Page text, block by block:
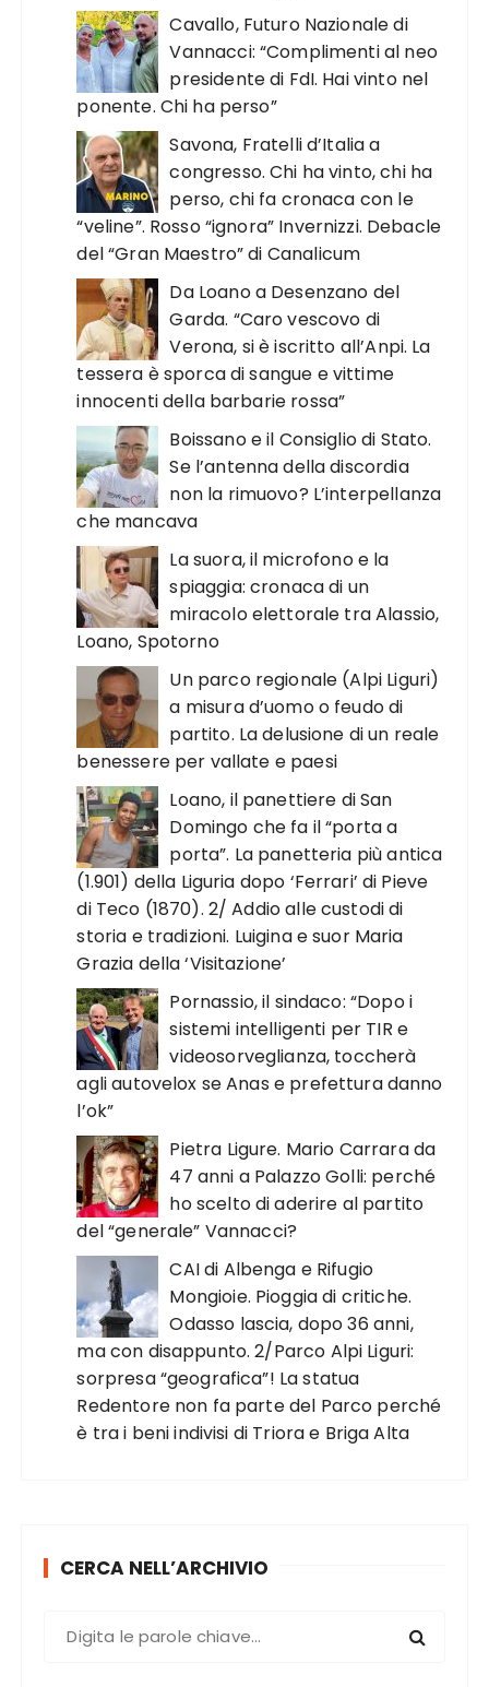
Cavallo, Futuro Nazionale di
Vannacci: “Complimenti al neo
presidente di FdI. Hai vinto nel
ponente. Chi ha perso”
Savona, Fratelli d’Italia a
congresso. Chi ha vinto, chi ha
perso, chi fa cronaca con le
“veline”. Rosso “ignora” Invernizzi. Debacle
del “Gran Maestro” di Canalicum
Da Loano a Desenzano del
Garda. “Caro vescovo di
Verona, si è iscritto all’Anpi. La
tessera è sporca di sangue e vittime
innocenti della barbarie rossa”
Boissano e il Consiglio di Stato.
Se l’antenna della discordia
non la rimuovo? L’interpellanza
che mancava
La suora, il microfono e la
spiaggia: cronaca di un
miracolo elettorale tra Alassio,
Loano, Spotorno
Un parco regionale (Alpi Liguri)
a misura d’uomo o feudo di
partito. La delusione di un reale
benessere per vallate e paesi
Loano, il panettiere di San
Domingo che fa il “porta a
porta”. La panetteria più antica
(1.901) della Liguria dopo ‘Ferrari’ di Pieve
di Teco (1870). 2/ Addio alle custodi di
storia e tradizioni. Luigina e suor Maria
Grazia della ‘Visitazione’
Pornassio, il sindaco: “Dopo i
sistemi intelligenti per TIR e
videosorveglianza, toccherà
agli autovelox se Anas e prefettura danno
l’ok”
Pietra Ligure. Mario Carrara da
47 anni a Palazzo Golli: perché
ho scelto di aderire al partito
del “generale” Vannacci?
CAI di Albenga e Rifugio
Mongioie. Pioggia di critiche.
Odasso lascia, dopo 36 anni,
ma con disappunto. 2/Parco Alpi Liguri:
sorpresa “geografica”! La statua
Redentore non fa parte del Parco perché
è tra i beni indivisi di Triora e Briga Alta
CERCA NELL’ARCHIVIO